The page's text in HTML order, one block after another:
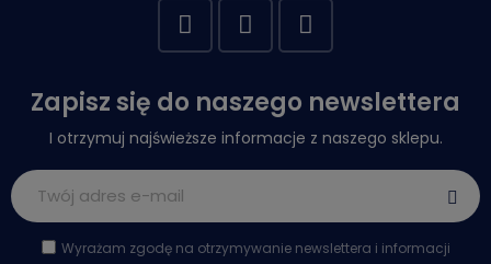
Zapisz się do naszego newslettera
I otrzymuj najświeższe informacje z naszego sklepu.
Wyrażam zgodę na otrzymywanie newslettera i informacji